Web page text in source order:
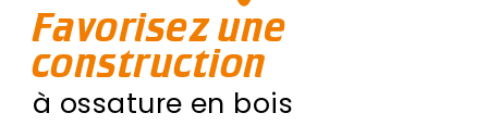
Favorisez une
construction
à ossature en bois